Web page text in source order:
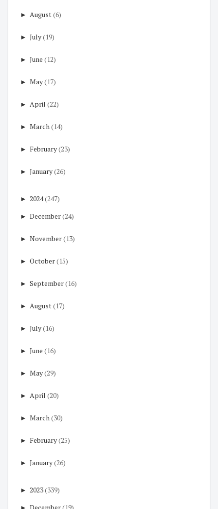
► August(6)
► July(19)
► June (12)
► May(17)
► April (22)
► March (14)
► February(23)
► January(26)
► 2024(247)
► December(24)
► November(13)
► October(15)
► September(16)
► August(17)
► July(16)
► June (16)
► May(29)
► April (20)
► March (30)
► February(25)
► January(26)
► 2023(339)
► December(19)